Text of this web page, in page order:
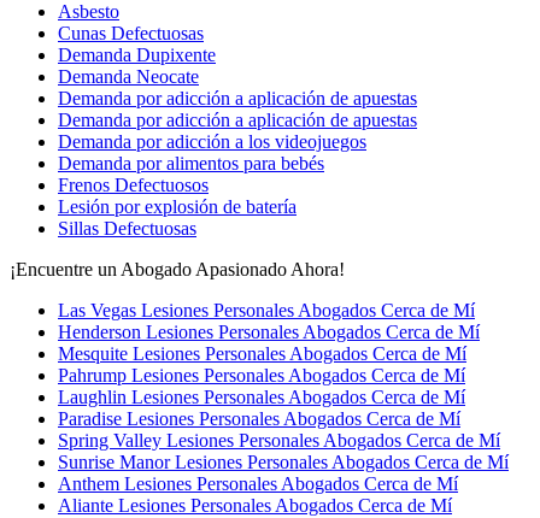
Asbesto
Cunas Defectuosas
Demanda Dupixente
Demanda Neocate
Demanda por adicción a aplicación de apuestas
Demanda por adicción a aplicación de apuestas
Demanda por adicción a los videojuegos
Demanda por alimentos para bebés
Frenos Defectuosos
Lesión por explosión de batería
Sillas Defectuosas
¡Encuentre un Abogado Apasionado Ahora!
Las Vegas Lesiones Personales Abogados Cerca de Mí
Henderson Lesiones Personales Abogados Cerca de Mí
Mesquite Lesiones Personales Abogados Cerca de Mí
Pahrump Lesiones Personales Abogados Cerca de Mí
Laughlin Lesiones Personales Abogados Cerca de Mí
Paradise Lesiones Personales Abogados Cerca de Mí
Spring Valley Lesiones Personales Abogados Cerca de Mí
Sunrise Manor Lesiones Personales Abogados Cerca de Mí
Anthem Lesiones Personales Abogados Cerca de Mí
Aliante Lesiones Personales Abogados Cerca de Mí